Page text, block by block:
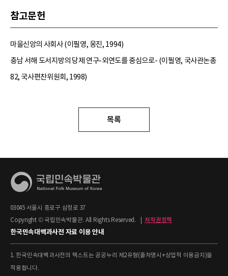
참고문헌
마을신앙의 사회사 (이필영, 웅진, 1994)
충남 서해 도서지방의 당제 연구-외연도를 중심으로- (이필영, 국사관논총
82, 국사편찬위원회, 1998)
목록
03045 서울시 종로구 삼청로 37
Copyright © 국립민속박물관. All Rights Reserved.
저작권정책
한국민속대백과사전 자료 이용 안내
1. 한국민속대백과사전의 텍스트는 공공누리 제2유형(출처명시+상업적 이용금지)을
적용합니다.